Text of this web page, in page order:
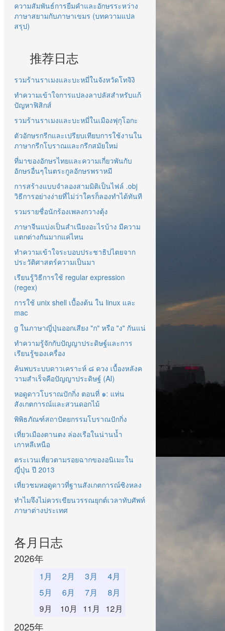
ความสัมพันธ์การยืมคำและอักษรระหว่าง
ภาษาสยามกับภาษาเขมร (บทความแปล
สรุป)
推荐日志
รวมร้านราเมงและบะหมี่ในจังหวัดโทจิงิ
ทำความเข้าใจการแปลงลาปลัสสำหรับแก้
ปัญหาฟิสิกส์
รวมร้านราเมงและบะหมี่ในเมืองฟุกุโอกะ
ตัวอักษรกรีกและเปรียบเทียบการใช้งานใน
ภาษากรีกโบราณและกรีกสมัยใหม่
ที่มาของอักษรไทยและความเกี่ยวพันกับ
อักษรอื่นๆในตระกูลอักษรพราหมี
การสร้างแบบจำลองสามมิติเป็นไฟล์ .obj
วิธีการอย่างง่ายที่ไม่ว่าใครก็ลองทำได้ทันที
รวมรายชื่อนักร้องเพลงกวางตุ้ง
ภาษาจีนแบ่งเป็นสำเนียงอะไรบ้าง มีความ
แตกต่างกันมากแค่ไหน
ทำความเข้าใจระบอบประชาธิปไตยจาก
ประวัติศาสตร์ความเป็นมา
เรียนรู้วิธีการใช้ regular expression
(regex)
การใช้ unix shell เบื้องต้น ใน linux และ
mac
g ในภาษาญี่ปุ่นออกเสียง "ก" หรือ "ง" กันแน่
ทำความรู้จักกับปัญญาประดิษฐ์และการ
เรียนรู้ของเครื่อง
ค้นพบระบบดาวเคราะห์ ๘ ดวง เบื้องหลังค
วามสำเร็จคือปัญญาประดิษฐ์ (AI)
หอดูดาวโบราณปักกิ่ง ตอนที่ ๑: แท่น
สังเกตการณ์และสวนดอกไม้
พิพิธภัณฑ์สถาปัตยกรรมโบราณปักกิ่ง
เที่ยวเมืองตานตง ล่องเรือในน่านน้ำ
เกาหลีเหนือ
ตระเวนเที่ยวตามรอยฉากของอนิเมะใน
ญี่ปุ่น ปี 2013
เที่ยวชมหอดูดาวที่ฐานสังเกตการณ์ซิงหลง
ทำไมจึงไม่ควรเขียนวรรณยุกต์เวลาทับศัพท์
ภาษาต่างประเทศ
各月日志
2026年
1月 2月 3月
4月
5月
6月 7月
8月
9月
10月 11月 12月
2025年